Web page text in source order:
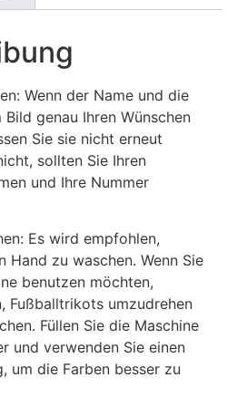
Wenn der Name und die
genau Ihren Wünschen
Sie sie nicht erneut
sollten Sie Ihren
und Ihre Nummer
Es wird empfohlen,
Hand zu waschen. Wenn Sie
benutzen möchten,
Fußballtrikots umzudrehen
Füllen Sie die Maschine
und verwenden Sie einen
um die Farben besser zu